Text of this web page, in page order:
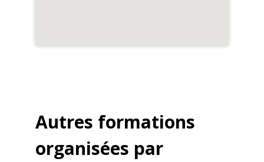
Autres formations
organisées par